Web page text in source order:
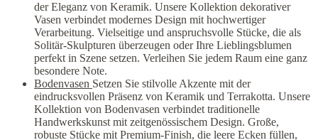
der Eleganz von Keramik. Unsere Kollektion dekorativer
Vasen verbindet modernes Design mit hochwertiger
Verarbeitung. Vielseitige und anspruchsvolle Stücke, die als
Solitär-Skulpturen überzeugen oder Ihre Lieblingsblumen
perfekt in Szene setzen. Verleihen Sie jedem Raum eine ganz
besondere Note.
Bodenvasen Setzen Sie stilvolle Akzente mit der
eindrucksvollen Präsenz von Keramik und Terrakotta. Unsere
Kollektion von Bodenvasen verbindet traditionelle
Handwerkskunst mit zeitgenössischem Design. Große,
robuste Stücke mit Premium-Finish, die leere Ecken füllen,